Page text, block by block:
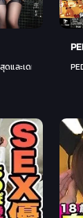
- นานาซาวะ มีอา
ละเดทที่ดีที่สุด